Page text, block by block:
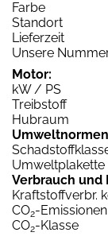
Farbe
Standort
Lieferzeit
Unsere
Motor:
kW / PS
Treibstoff
Hubraum
Umweltplakette
Verbrauch und
Kraftstoffverbr.
CO2-
CO2-Klasse